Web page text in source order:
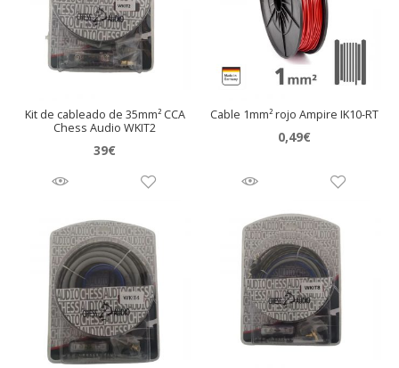
Kit de cableado de 35mm² CCA
Chess Audio WKIT2
39€
Cable 1mm² rojo Ampire IK10-RT
0,49€